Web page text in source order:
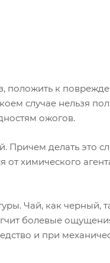
положить к
случае нельзя
ожогов.
делать это
от химического
Чай, как черный,
болевые
и при